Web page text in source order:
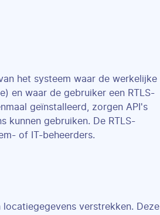
het systeem waar de werkelijke
en waar de gebruiker een RTLS-
geïnstalleerd, zorgen API's
kunnen gebruiken. De RTLS-
of IT-beheerders.
locatiegegevens verstrekken. Deze